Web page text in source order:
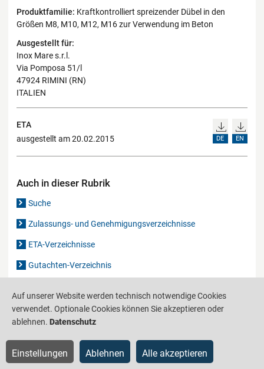
Produktfamilie: Kraftkontrolliert spreizender Dübel in den
Größen M8, M10, M12, M16 zur Verwendung im Beton
Ausgestellt für:
Inox Mare s.r.l.
Via Pomposa 51/l
47924 RIMINI (RN)
ITALIEN
ETA
ausgestellt am 20.02.2015
DE EN
Auch in dieser Rubrik
Suche
Zulassungs- und Genehmigungsverzeichnisse
ETA-Verzeichnisse
Gutachten-Verzeichnis
IS-ARGEBAU
Barrierefreiheit Datenschutz
Auf unserer Website werden technisch notwendige Cookies
verwendet. Optionale Cookies können Sie akzeptieren oder
ablehnen. Datenschutz
Einstellungen Ablehnen Alle akzeptieren